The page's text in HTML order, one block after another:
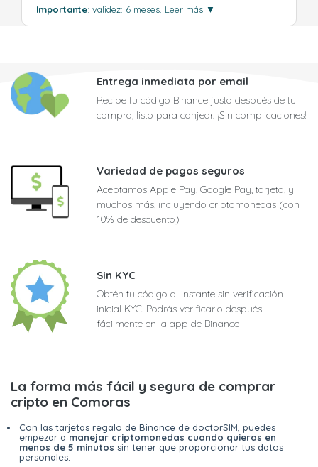
Importante: validez: 6 meses. Leer más ▼
Entrega inmediata por email
Recibe tu código Binance justo después de tu
compra, listo para canjear. ¡Sin complicaciones!
Variedad de pagos seguros
Aceptamos Apple Pay, Google Pay, tarjeta, y
muchos más, incluyendo criptomonedas (con
10% de descuento)
Sin KYC
Obtén tu código al instante sin verificación
inicial KYC. Podrás verificarlo después
fácilmente en la app de Binance
La forma más fácil y segura de comprar
cripto en Comoras
Con las tarjetas regalo de Binance de doctorSIM, puedes
empezar a manejar criptomonedas cuando quieras en
menos de 5 minutos sin tener que proporcionar tus datos
personales.